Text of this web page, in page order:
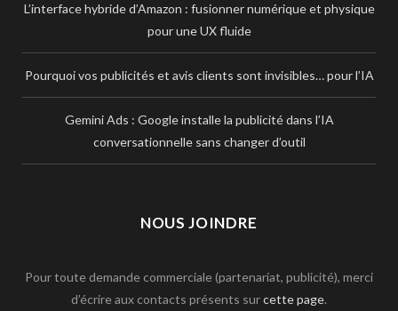
L’interface hybride d’Amazon : fusionner numérique et physique
pour une UX fluide
Pourquoi vos publicités et avis clients sont invisibles… pour l’IA
Gemini Ads : Google installe la publicité dans l’IA
conversationnelle sans changer d’outil
NOUS JOINDRE
Pour toute demande commerciale (partenariat, publicité), merci
d’écrire aux contacts présents surcette page.